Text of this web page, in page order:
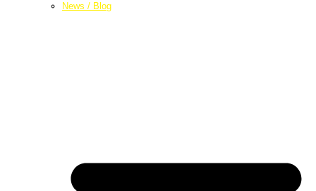
News / Blog